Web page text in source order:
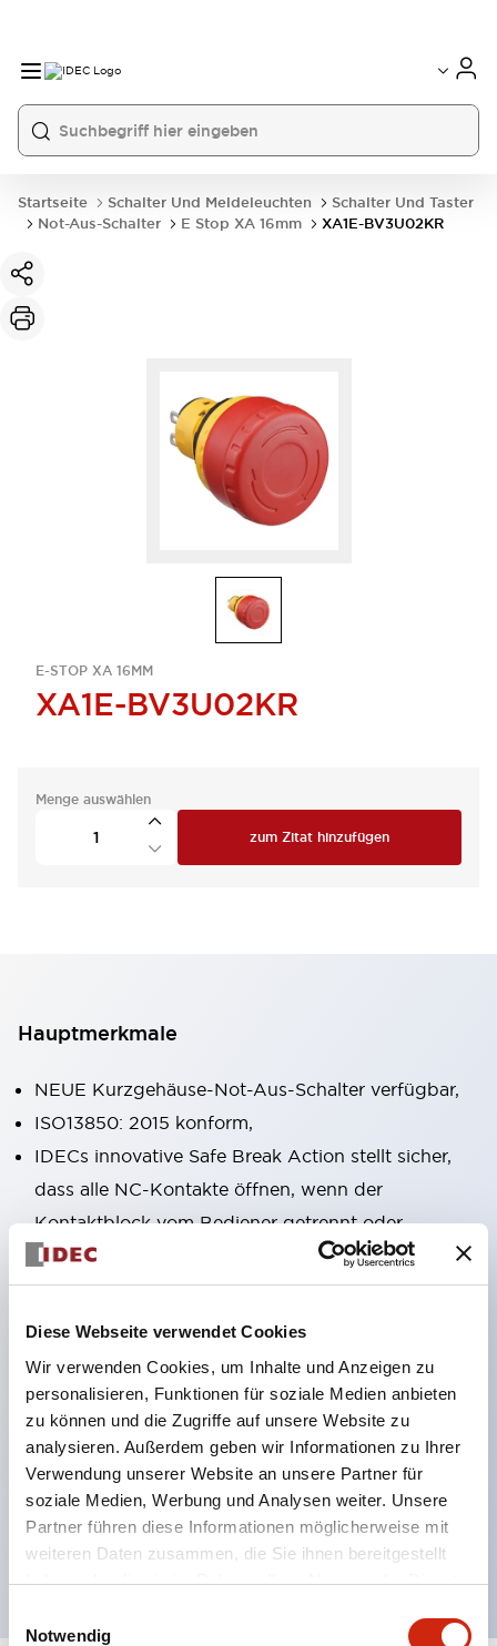
Diese Webseite verwendet Cookies
Wir verwenden Cookies, um Inhalte und Anzeigen zu
personalisieren, Funktionen für soziale Medien anbieten
zu können und die Zugriffe auf unsere Website zu
analysieren. Außerdem geben wir Informationen zu Ihrer
Verwendung unserer Website an unsere Partner für
soziale Medien, Werbung und Analysen weiter. Unsere
Partner führen diese Informationen möglicherweise mit
weiteren Daten zusammen, die Sie ihnen bereitgestellt
haben oder die sie im Rahmen Ihrer Nutzung der Dienste
Notwendig
Startseite Schalter Und Meldeleuchten
Schalter Und Taster
Not-Aus-Schalter
E Stop XA 16mm XA1E-BV3U02KR
E-STOP XA 16MM
XA1E-BV3U02KR
Menge auswählen
zum Zitat hinzufügen
Hauptmerkmale
NEUE Kurzgehäuse-Not-Aus-Schalter verfügbar,
ISO13850: 2015 konform,
IDECs innovative Safe Break Action stellt sicher,
dass alle NC-Kontakte öffnen, wenn der
Kontaktblock vom Bediener getrennt oder
beschädigt wird,
Pushlock-Dreh-Reset und Push-Pull-
Dualfunktionen in derselben Einheit integriert,
Direktöffnungsmechanismus (IEC60947-5-5,
IEC60947-5-1, Anhang K),
Schutzart IP65, IP67, (IEC60529) und IP69K
(ISO20653),
Löt- oder Leiterplattenanschlussoptionen,
UL NISD zugelassen, c-UL zugelassen, EN
konform